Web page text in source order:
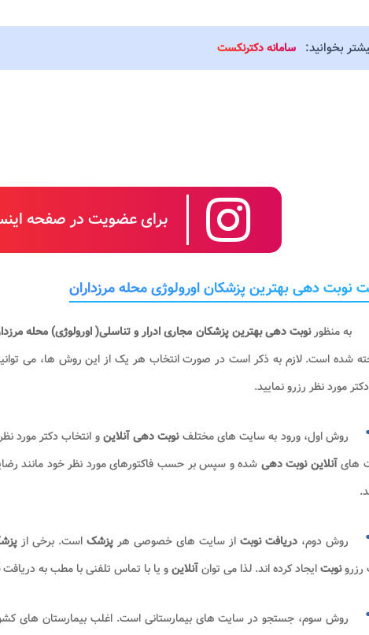
بخوانید: سامانه دکترنکست
برای عضویت در صفحه
نوبت دهی بهترین پزشکان اورولوژی محله مرزداران​
به منظورنوبت دهی بهترین پزشکان مجاری ادرار و تناسلی( اورولوژی) محله
شده است. لازم به ذکر است در صورت انتخاب هر یک از این روش ها، می
مورد نظر رزرو نمایید.
روش اول، ورود به سایت های مختلفنوبت دهیآنلاینو انتخاب دکتر مورد
هایآنلاین نوبت دهی شده و سپس بر حسب فاکتورهای مورد نظر خود مانند رضایت
روش دوم، دریافت نوبت از سایت های خصوصی هر پزشک است. برخی از
نوبتایجاد کرده اند. لذا می توانآنلاینو یا با تماس تلفنی با مطب به دریافت
روش سوم، جستجو در سایت های بیمارستانی است. اغلب بیمارستان های